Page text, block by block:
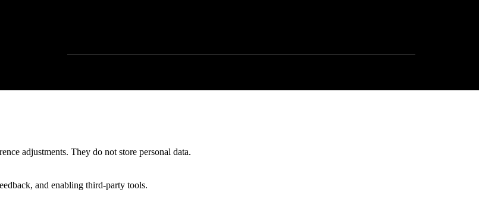
adjustments. They do not store personal data.
and enabling third-party tools.